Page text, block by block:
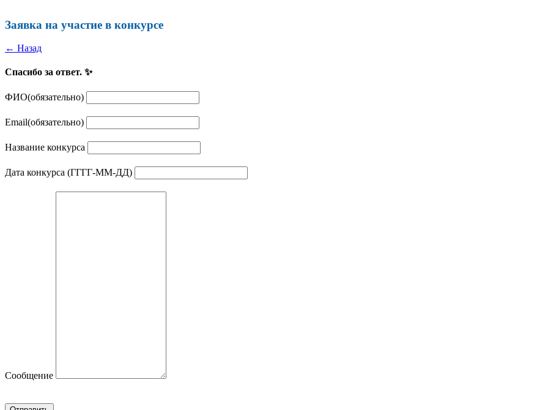
Заявка на участие в конкурсе
← Назад
Спасибо за ответ. ✨
ФИО(обязательно)
Email(обязательно)
Название конкурса
Дата конкурса (ГГГГ-ММ-ДД)
Сообщение